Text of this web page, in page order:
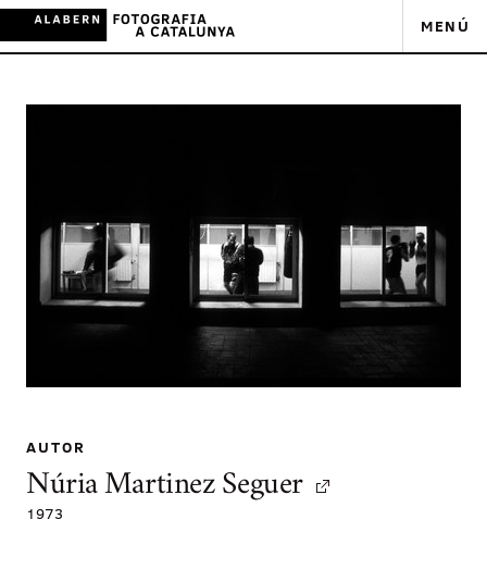
MENÚ
AUTOR
Núria Martinez Seguer
1973